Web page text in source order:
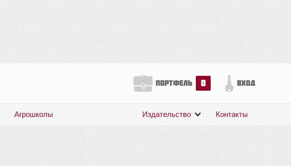
портфель 0 вход
Агрошколы Издательство Контакты